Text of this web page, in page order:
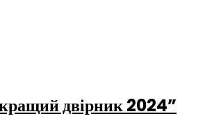
двірник 2024”